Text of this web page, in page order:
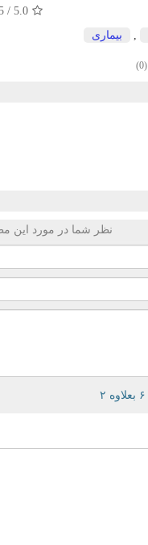
5.0
/
, بیماری
(0)
نظر شما در مورد این